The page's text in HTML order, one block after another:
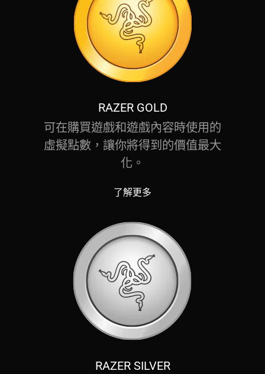
RAZER GOLD
可在購買遊戲和遊戲內容時使用的
虛擬點數，讓你將得到的價值最大
化。
了解更多
RAZER SILVER